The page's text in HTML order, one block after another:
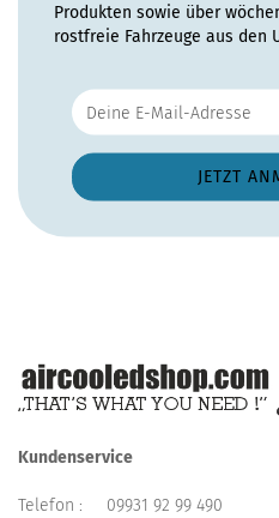
Produkten sowie über
rostfreie Fahrzeuge aus den
Kundenservice
Telefon : 09931 92 99 490